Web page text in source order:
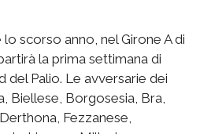
scorso anno, nel Girone A di
la prima settimana di
Palio. Le avversarie dei
Biellese, Borgosesia, Bra,
Fezzanese,